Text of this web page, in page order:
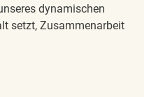
dynamischen
setzt, Zusammenarbeit
REQ99031